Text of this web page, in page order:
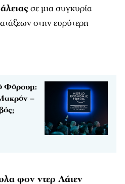
σε μια συγκυρία
στην ευρύτερη
Φόρουμ:
–
φον ντερ Λάιεν